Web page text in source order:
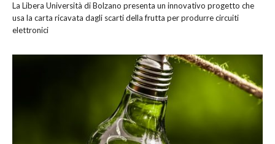
La Libera Università di Bolzano presenta un innovativo progetto che
usa la carta ricavata dagli scarti della frutta per produrre circuiti
elettronici